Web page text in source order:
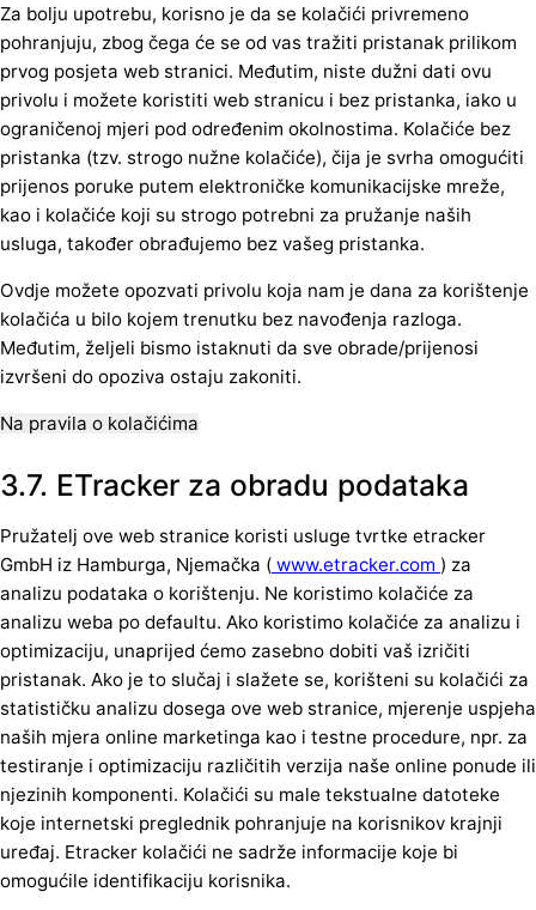
Za bolju upotrebu, korisno je da se kolačići privremeno
pohranjuju, zbog čega će se od vas tražiti pristanak prilikom
prvog posjeta web stranici. Međutim, niste dužni dati ovu
privolu i možete koristiti web stranicu i bez pristanka, iako u
ograničenoj mjeri pod određenim okolnostima. Kolačiće bez
pristanka (tzv. strogo nužne kolačiće), čija je svrha omogućiti
prijenos poruke putem elektroničke komunikacijske mreže,
kao i kolačiće koji su strogo potrebni za pružanje naših
usluga, također obrađujemo bez vašeg pristanka.
Ovdje možete opozvati privolu koja nam je dana za korištenje
kolačića u bilo kojem trenutku bez navođenja razloga.
Međutim, željeli bismo istaknuti da sve obrade/prijenosi
izvršeni do opoziva ostaju zakoniti.
Na pravila o kolačićima
3.7. ETracker za obradu podataka
Pružatelj ove web stranice koristi usluge tvrtke etracker
GmbH iz Hamburga, Njemačka ( www.etracker.com ) za
analizu podataka o korištenju. Ne koristimo kolačiće za
analizu weba po defaultu. Ako koristimo kolačiće za analizu i
optimizaciju, unaprijed ćemo zasebno dobiti vaš izričiti
pristanak. Ako je to slučaj i slažete se, korišteni su kolačići za
statističku analizu dosega ove web stranice, mjerenje uspjeha
naših mjera online marketinga kao i testne procedure, npr. za
testiranje i optimizaciju različitih verzija naše online ponude ili
njezinih komponenti. Kolačići su male tekstualne datoteke
koje internetski preglednik pohranjuje na korisnikov krajnji
uređaj. Etracker kolačići ne sadrže informacije koje bi
omogućile identifikaciju korisnika.